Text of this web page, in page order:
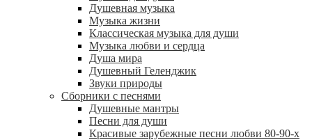
Душевная музыка
Музыка жизни
Классическая музыка для души
Музыка любви и сердца
Душа мира
Душевный Геленджик
Звуки природы
Сборники с песнями
Душевные мантры
Песни для души
Красивые зарубежные песни любви 80-90-х